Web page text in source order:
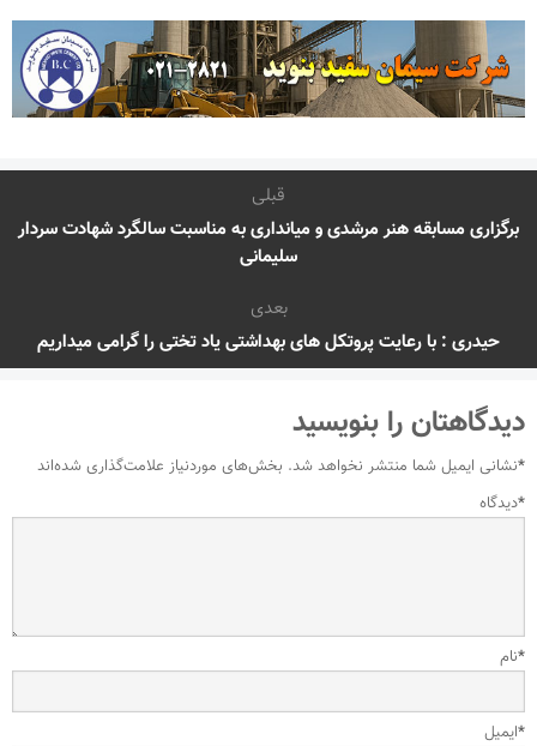
قبلی
برگزاری مسابقه هنر مرشدی و میانداری به مناسبت سالگرد شهادت سردار
سلیمانی
بعدی
حیدری : با رعایت پروتکل های بهداشتی یاد تختی را گرامی میداریم
دیدگاهتان را بنویسید
نشانی ایمیل شما منتشر نخواهد شد. بخش‌های موردنیاز علامت‌گذاری شده‌اند
*
دیدگاه*
نام*
ایمیل*